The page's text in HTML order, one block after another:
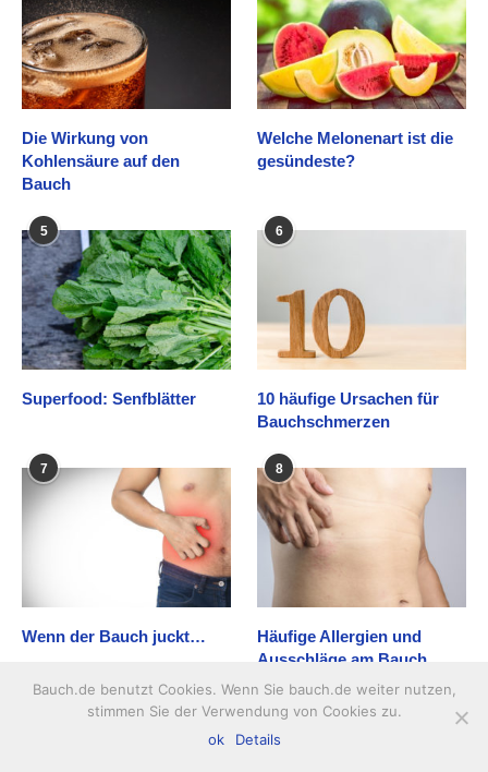
Die Wirkung von
Kohlensäure auf den
Bauch
Welche Melonenart ist die
gesündeste?
5
Superfood: Senfblätter
6
10 häufige Ursachen für
Bauchschmerzen
7
Wenn der Bauch juckt…
8
Häufige Allergien und
Ausschläge am Bauch
10
Bauch.de benutzt Cookies. Wenn Sie bauch.de weiter nutzen,
stimmen Sie der Verwendung von Cookies zu.
ok
Details